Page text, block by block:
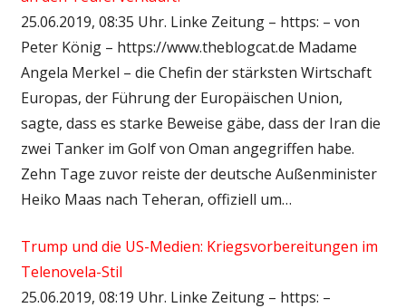
25.06.2019, 08:35 Uhr. Linke Zeitung – https: – von
Peter König – https://www.theblogcat.de Madame
Angela Merkel – die Chefin der stärksten Wirtschaft
Europas, der Führung der Europäischen Union,
sagte, dass es starke Beweise gäbe, dass der Iran die
zwei Tanker im Golf von Oman angegriffen habe.
Zehn Tage zuvor reiste der deutsche Außenminister
Heiko Maas nach Teheran, offiziell um…
Trump und die US-Medien: Kriegsvorbereitungen im
Telenovela-Stil
25.06.2019, 08:19 Uhr. Linke Zeitung – https: –